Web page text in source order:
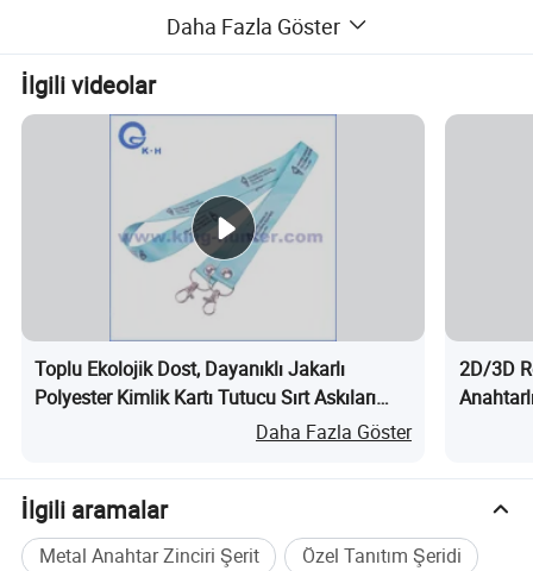
Daha Fazla Göster
İlgili videolar
Toplu Ekolojik Dost, Dayanıklı Jakarlı
Polyester Kimlik Kartı Tutucu Sırt Askıları
Daha Fazla Göster
2D/3D
İlgili aramalar
Metal Anahtar Zinciri Şerit
Özel Tanıtım Şeridi